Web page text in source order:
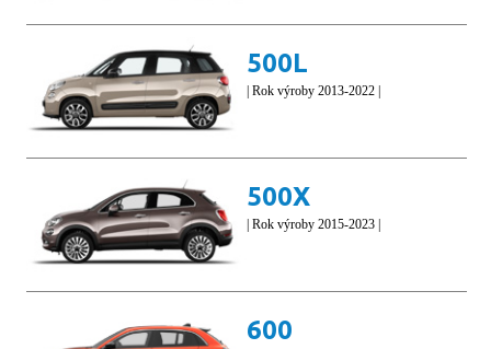
500L
| Rok výroby 2013-2022 |
500X
| Rok výroby 2015-2023 |
600